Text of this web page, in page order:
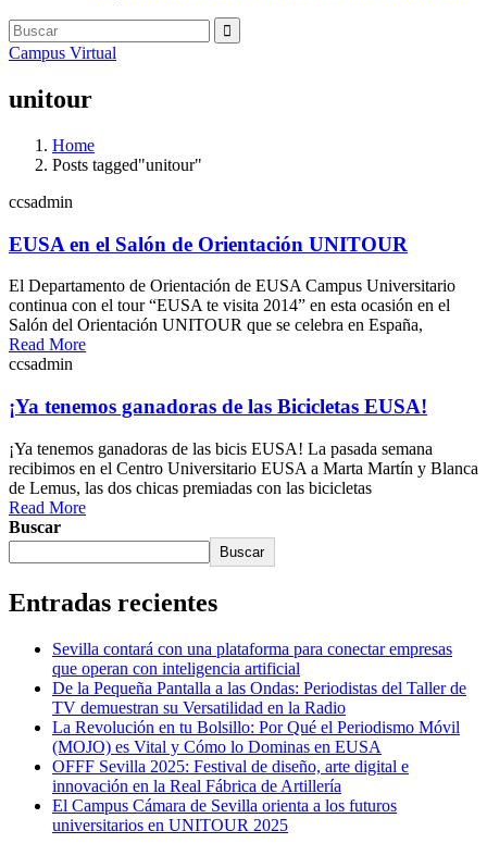
Campus Virtual
unitour
Home
Posts tagged"unitour"
ccsadmin
EUSA en el Salón de Orientación UNITOUR
El Departamento de Orientación de EUSA Campus Universitario
continua con el tour “EUSA te visita 2014” en esta ocasión en el
Salón del Orientación UNITOUR que se celebra en España,
Read More
ccsadmin
¡Ya tenemos ganadoras de las Bicicletas EUSA!
¡Ya tenemos ganadoras de las bicis EUSA! La pasada semana
recibimos en el Centro Universitario EUSA a Marta Martín y Blanca
de Lemus, las dos chicas premiadas con las bicicletas
Read More
Buscar
Buscar
Entradas recientes
Sevilla contará con una plataforma para conectar empresas
que operan con inteligencia artificial
De la Pequeña Pantalla a las Ondas: Periodistas del Taller de
TV demuestran su Versatilidad en la Radio
La Revolución en tu Bolsillo: Por Qué el Periodismo Móvil
(MOJO) es Vital y Cómo lo Dominas en EUSA
OFFF Sevilla 2025: Festival de diseño, arte digital e
innovación en la Real Fábrica de Artillería
El Campus Cámara de Sevilla orienta a los futuros
universitarios en UNITOUR 2025